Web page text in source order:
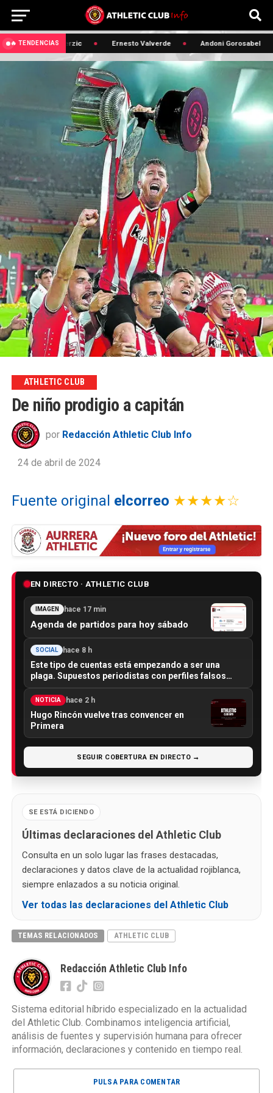
🔥 TENDENCIAS
🔥 Edin Terzic Ernesto Valverde Andoni Gorosabel
ATHLETIC CLUB
De niño prodigio a capitán
por Redacción Athletic Club Info
24 de abril de 2024
Fuente original elcorreo ★★★★☆
EN DIRECTO · ATHLETIC CLUB
IMAGEN hace 17 min
Agenda de partidos para hoy sábado
SOCIAL hace 8 h
Este tipo de cuentas está empezando a ser una
plaga. Supuestos periodistas con perfiles falsos…
NOTICIA hace 2 h
Hugo Rincón vuelve tras convencer en
Primera
SEGUIR COBERTURA EN DIRECTO →
SE ESTÁ DICIENDO
Últimas declaraciones del Athletic Club
Consulta en un solo lugar las frases destacadas,
declaraciones y datos clave de la actualidad rojiblanca,
siempre enlazados a su noticia original.
Ver todas las declaraciones del Athletic Club
TEMAS RELACIONADOS ATHLETIC CLUB
Redacción Athletic Club Info
Sistema editorial híbrido especializado en la actualidad
del Athletic Club. Combinamos inteligencia artificial,
análisis de fuentes y supervisión humana para ofrecer
información, declaraciones y contenido en tiempo real.
PULSA PARA COMENTAR